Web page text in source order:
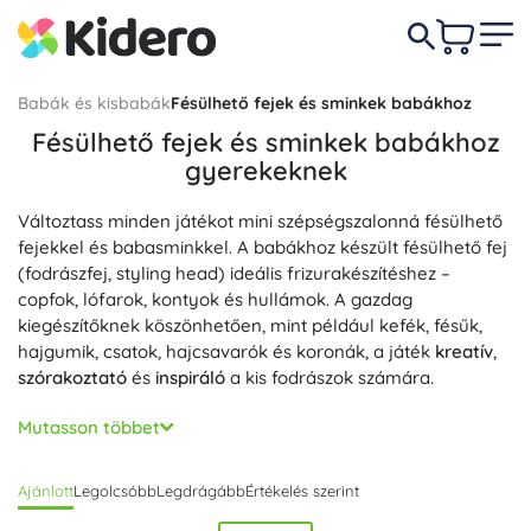
Babák és kisbabákFésülhető fejek és sminkek babákhoz
Fésülhető fejek és sminkek babákhoz
gyerekeknek
Változtass minden játékot mini szépségszalonná fésülhető
fejekkel és babasminkkel. A babákhoz készült fésülhető fej
(fodrászfej, styling head) ideális frizurakészítéshez –
copfok, lófarok, kontyok és hullámok. A gazdag
kiegészítőknek köszönhetően, mint például kefék, fésűk,
hajgumik, csatok, hajcsavarók és koronák, a játék kreatív,
szórakoztató és inspiráló a kis fodrászok számára.
A babasmink szettek kifejezetten babákhoz készült make-
upot kínálnak: szemhéjpúder-paletták, pirosítók, ecsetek,
nem toxikus sminkeket, valamint könnyen tisztítható
felületeket kínál, így a stylingegyszerű
Mutasson többet
AjánlottLegolcsóbbLegdrágábbÉrtékelés szerint